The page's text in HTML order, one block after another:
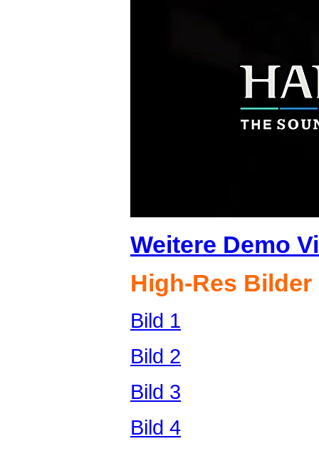
Weitere Demo
High-Res
Bild 1
Bild 2
Bild 3
Bild 4